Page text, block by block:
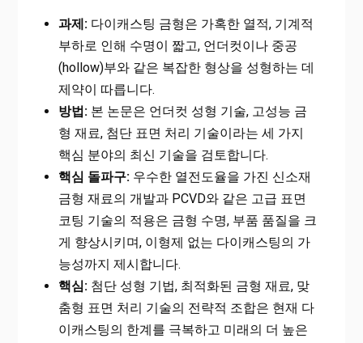
과제:다이캐스팅 금형은 가혹한 열적, 기계적
부하로 인해 수명이 짧고, 언더컷이나 중공
(hollow)부와 같은 복잡한 형상을 성형하는 데
제약이 따릅니다.
방법:본 논문은 언더컷 성형 기술, 고성능 금
형 재료, 첨단 표면 처리 기술이라는 세 가지
핵심 분야의 최신 기술을 검토합니다.
핵심 돌파구:우수한 열전도율을 가진 신소재
금형 재료의 개발과 PCVD와 같은 고급 표면
코팅 기술의 적용은 금형 수명, 부품 품질을 크
게 향상시키며, 이형제 없는 다이캐스팅의 가
능성까지 제시합니다.
핵심:첨단 성형 기법, 최적화된 금형 재료, 맞
춤형 표면 처리 기술의 전략적 조합은 현재 다
이캐스팅의 한계를 극복하고 미래의 더 높은